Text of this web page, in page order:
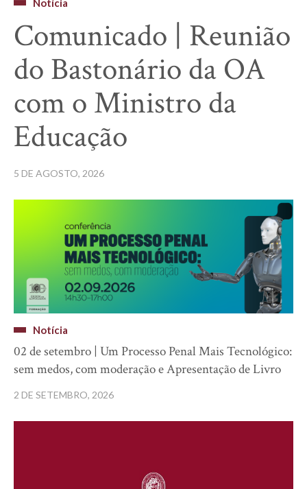
Notícia
Comunicado | Reunião
do Bastonário da OA
com o Ministro da
Educação
5 DE AGOSTO, 2026
Notícia
02 de setembro | Um Processo Penal Mais Tecnológico:
sem medos, com moderação e Apresentação de Livro
2 DE SETEMBRO, 2026